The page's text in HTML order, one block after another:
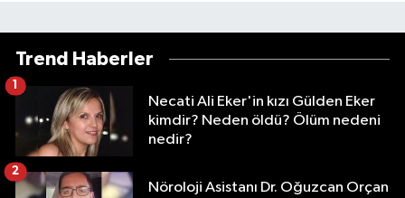
Trend Haberler
Necati Ali Eker'in kızı Gülden Eker
kimdir? Neden öldü? Ölüm nedeni
nedir?
1
Nöroloji Asistanı Dr. Oğuzcan Orçan
2